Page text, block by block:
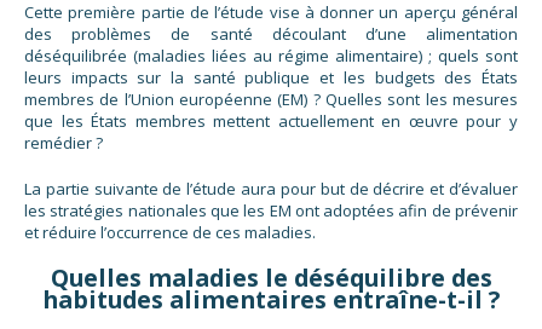
Cette première partie de l’étude vise à donner un aperçu général
des problèmes de santé découlant d’une alimentation
déséquilibrée (maladies liées au régime alimentaire) ; quels sont
leurs impacts sur la santé publique et les budgets des États
membres de l’Union européenne (EM) ? Quelles sont les mesures
que les États membres mettent actuellement en œuvre pour y
remédier ?
La partie suivante de l’étude aura pour but de décrire et d’évaluer
les stratégies nationales que les EM ont adoptées afin de prévenir
et réduire l’occurrence de ces maladies.
Quelles maladies le déséquilibre des
habitudes alimentaires entraîne-t-il ?